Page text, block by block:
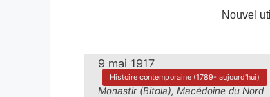
Nouvel
9 mai 1917
Histoire contemporaine (1789- aujourd'hui)
Monastir (Bitola), Macédoine du Nord